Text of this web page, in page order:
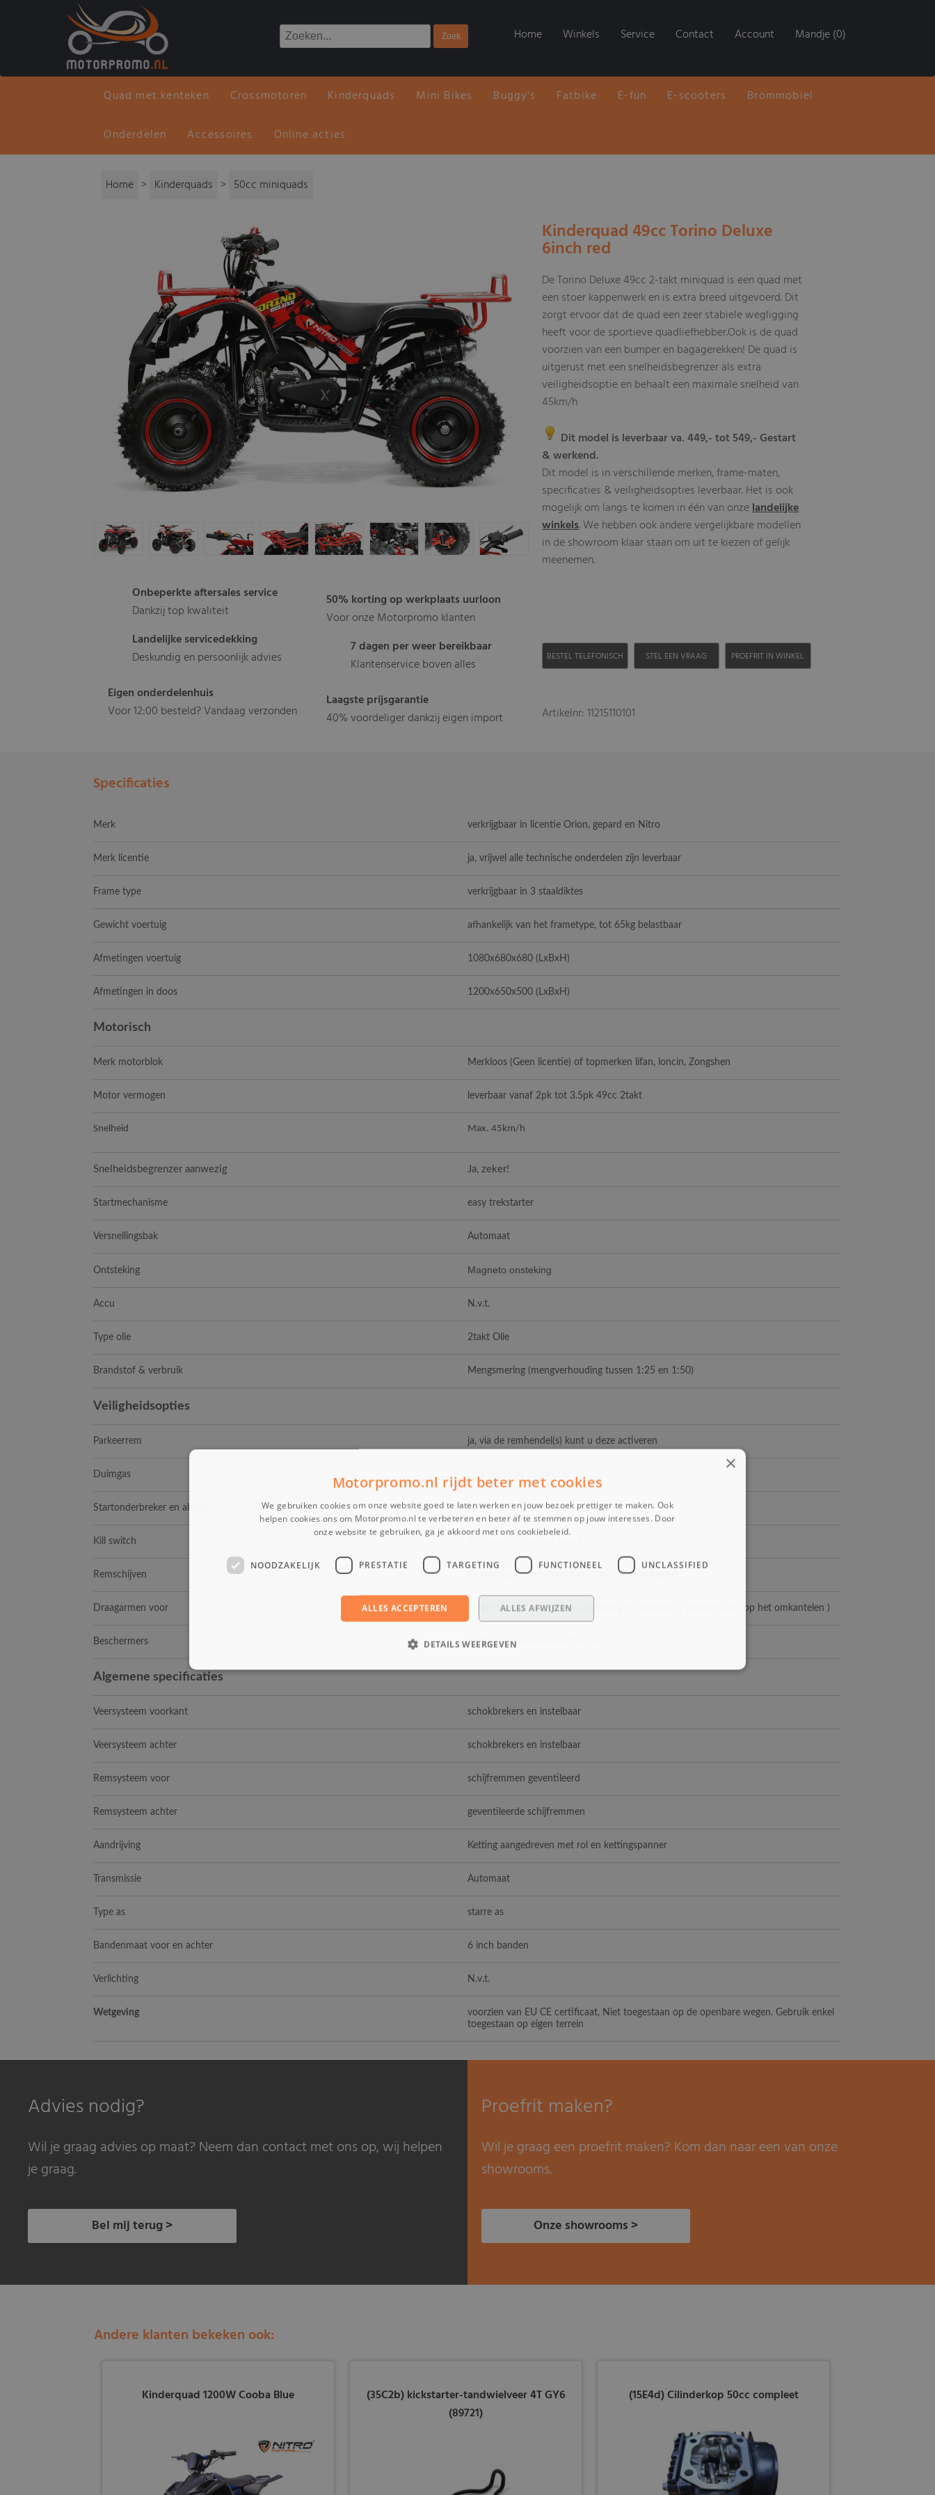
Home Winkels Service Contact Account Mandje (0)
Quad met kenteken Crossmotoren Kinderquads Mini Bikes Buggy's Fatbike E-fun E-scooters Brommobiel
Onderdelen Accessoires Online acties
Home > Kinderquads > 50cc miniquads
Onbeperkte aftersales service
Dankzij top kwaliteit
Landelijke servicedekking
Deskundig en persoonlijk advies
Eigen onderdelenhuis
Voor 12:00 besteld? Vandaag verzonden
50% korting op werkplaats uurloon
Voor onze Motorpromo klanten
7 dagen per weer bereikbaar
Klantenservice boven alles
Laagste prijsgarantie
40% voordeliger dankzij eigen import
Kinderquad 49cc Torino Deluxe
6inch red
De Torino Deluxe 49cc 2-takt miniquad is een quad met
een stoer kappenwerk en is extra breed uitgevoerd. Dit
zorgt ervoor dat de quad een zeer stabiele wegligging
heeft voor de sportieve quadliefhebber.Ook is de quad
voorzien van een bumper en bagagerekken! De quad is
uitgerust met een snelheidsbegrenzer als extra
veiligheidsoptie en behaalt een maximale snelheid van
45km/h
Dit model is leverbaar va. 449,- tot 549,- Gestart
& werkend.
Dit model is in verschillende merken, frame-maten,
specificaties & veiligheidsopties leverbaar. Het is ook
mogelijk om langs te komen in één van onzelandelijke
winkels. We hebben ook andere vergelijkbare modellen
in de showroom klaar staan om uit te kiezen of gelijk
meenemen.
BESTEL TELEFONISCH STEL EEN VRAAG PROEFRIT IN WINKEL
Artikelnr: 11215110101
Specificaties
Merk verkrijgbaar in licentie Orion, gepard en Nitro
Merk licentie ja, vrijwel alle technische onderdelen zijn leverbaar
Frame type verkrijgbaar in 3 staaldiktes
Gewicht voertuig afhankelijk van het frametype, tot 65kg belastbaar
Afmetingen voertuig 1080x680x680 (LxBxH)
Afmetingen in doos 1200x650x500 (LxBxH)
Motorisch
Merk motorblok Merkloos (Geen licentie) of topmerken lifan, loncin, Zongshen
Motor vermogen leverbaar vanaf 2pk tot 3.5pk 49cc 2takt
Snelheid Max. 45km/h
Snelheidsbegrenzer aanwezig Ja, zeker!
Startmechanisme easy trekstarter
Versnellingsbak Automaat
Ontsteking Magneto onsteking
Accu N.v.t.
Type olie 2takt Olie
Brandstof & verbruik Mengsmering (mengverhouding tussen 1:25 en 1:50)
Veiligheidsopties
Parkeerrem ja, via de remhendel(s) kunt u deze activeren
Duimgas Duimgas met begrenzer
Startonderbreker en alarm N.v.t.
Kill switch
Remschijven Geventileerde schijfremmen, voor extra veiligheid
Draagarmen voor verbreed voor een betere wegligging en veiligheid ( verlaagt kans op het omkantelen )
Beschermers Ketting en tandwiel beschermers
Algemene specificaties
Veersysteem voorkant schokbrekers en instelbaar
Veersysteem achter schokbrekers en instelbaar
Remsysteem voor schijfremmen geventileerd
Remsysteem achter geventileerde schijfremmen
Aandrijving Ketting aangedreven met rol en kettingspanner
Transmissie Automaat
Type as starre as
Bandenmaat voor en achter 6 inch banden
Verlichting N.v.t.
Wetgeving
voorzien van EU CE certificaat, Niet toegestaan op de openbare wegen. Gebruik enkel
toegestaan op eigen terrein
Advies nodig?
Wil je graag advies op maat? Neem dan contact met ons op, wij helpen
je graag.
Bel mij terug >
Proefrit maken?
Wil je graag een proefrit maken? Kom dan naar een van onze
showrooms.
Onze showrooms >
Andere klanten bekeken ook:
Kinderquad 1200W Cooba Blue
(35C2b) kickstarter-tandwielveer 4T GY6
(89721)
(15E4d) Cilinderkop 50cc compleet
×
Motorpromo.nl rijdt beter met cookies
We gebruiken cookies om onze website goed te laten werken en jouw bezoek prettiger te maken. Ook
helpen cookies ons om Motorpromo.nl te verbeteren en beter af te stemmen op jouw interesses. Door
onze website te gebruiken, ga je akkoord met ons cookiebeleid.
NOODZAKELIJK PRESTATIE TARGETING FUNCTIONEEL UNCLASSIFIED
ALLES ACCEPTEREN ALLES AFWIJZEN
DETAILS WEERGEVEN